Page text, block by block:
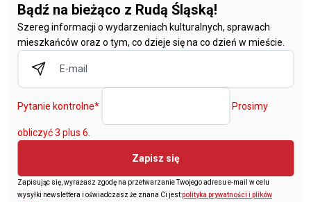
Bądź na bieżąco z Rudą Śląską!
Szereg informacji o wydarzeniach kulturalnych, sprawach
mieszkańców oraz o tym, co dzieje się na co dzień w mieście.
Pytanie kontrolne* Prosimy
obliczyć 3 plus 6.
Zapisz się
Zapisując się, wyrażasz zgodę na przetwarzanie Twojego adresu e-mail w celu
wysyłki newslettera i oświadczasz że znana Ci jestpolityka prywatności i plików